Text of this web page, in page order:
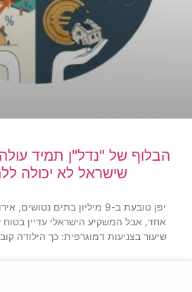
הבלוף של "נדל"ן תמיד
שישראל לא יכולה
יפן טובעת ב-9 מיליון בתים
אחד, אבל המשקיע הישראלי עדיין בטוח
שיעור בצניעות דמוגרפית: כך הילודה